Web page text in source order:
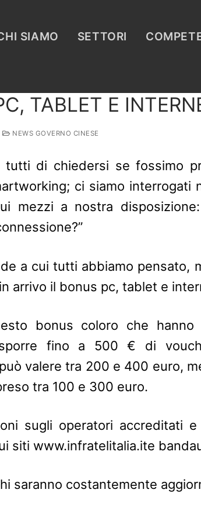
SIAMO SETTORI
TABLET E
NEWS GOVERNO CINESE
tutti di chiedersi se fossimo
ci siamo interrogati
mezzi a nostra
a cui tutti abbiamo pensato,
arrivo il bonus pc, tablet e
bonus coloro che
fino a 500 € di
valere tra 200 e 400 euro,
tra 100 e 300 euro.
sugli operatori accreditati
siti www.infratelitalia.ite
saranno costantemente